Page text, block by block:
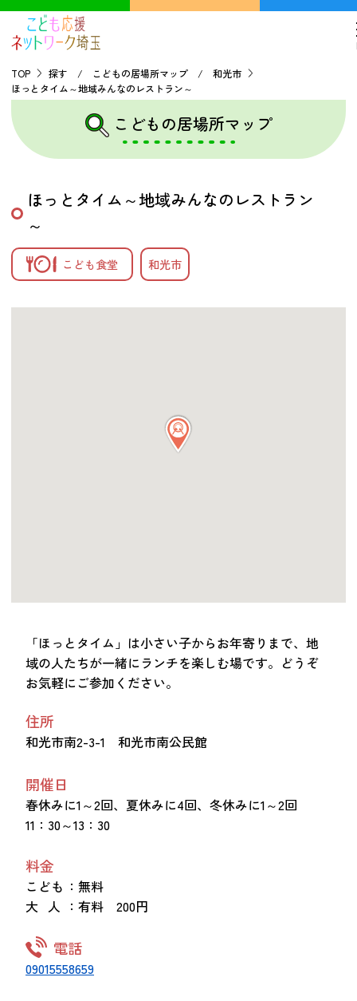
新着情報 音声読み上げ お問い合わせ
TOP
こどもの貧困について
こどもの居場所マップ
フードパントリーマップ
TOP
探す / こどもの居場所マップ / 和光市
ほっとタイム～地域みんなのレストラン～
こどもの居場所マップ
ほっとタイム～地域みんなのレストラン
～
こども食堂 和光市
「ほっとタイム」は小さい子からお年寄りまで、地
域の人たちが一緒にランチを楽しむ場です。どうぞ
お気軽にご参加ください。
住所
和光市南2-3-1 和光市南公民館
開催日
春休みに1～2回、夏休みに4回、冬休みに1～2回
11：30～13：30
料金
こども ：無料
大 人 ：有料 200円
電話
09015558659